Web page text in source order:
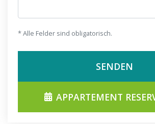
* Alle Felder sind obligatorisch.
SENDEN
APPARTEMENT